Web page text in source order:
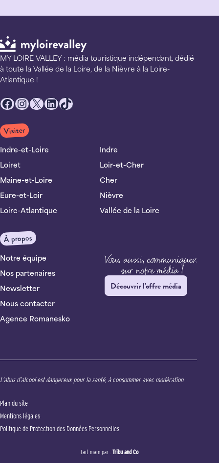
MY LOIRE VALLEY : média touristique indépendant, dédié
à toute la Vallée de la Loire, de la Nièvre à la Loire-
Atlantique !
Facebook
Instagram
X LinkedIn
TikTok
Visiter
Indre-et-Loire Indre
Loiret Loir-et-Cher
Maine-et-Loire Cher
Eure-et-Loir Nièvre
Loire-Atlantique Vallée de la Loire
À propos
Notre équipe
Nos partenaires
Newsletter
Nous contacter
Agence Romanesko
Découvrir l'offre média
L’abus d’alcool est dangereux pour la santé, à consommer avec modération
Plan du site
Mentions légales
Politique de Protection des Données Personnelles
Fait main par : Tribu and Co